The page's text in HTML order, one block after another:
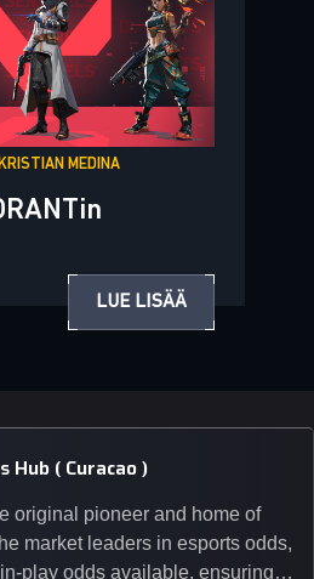
KRISTIAN MEDINA
LUE LISÄÄ
( Curacao )
original pioneer and home of
market leaders in esports odds,
play odds available, ensuring